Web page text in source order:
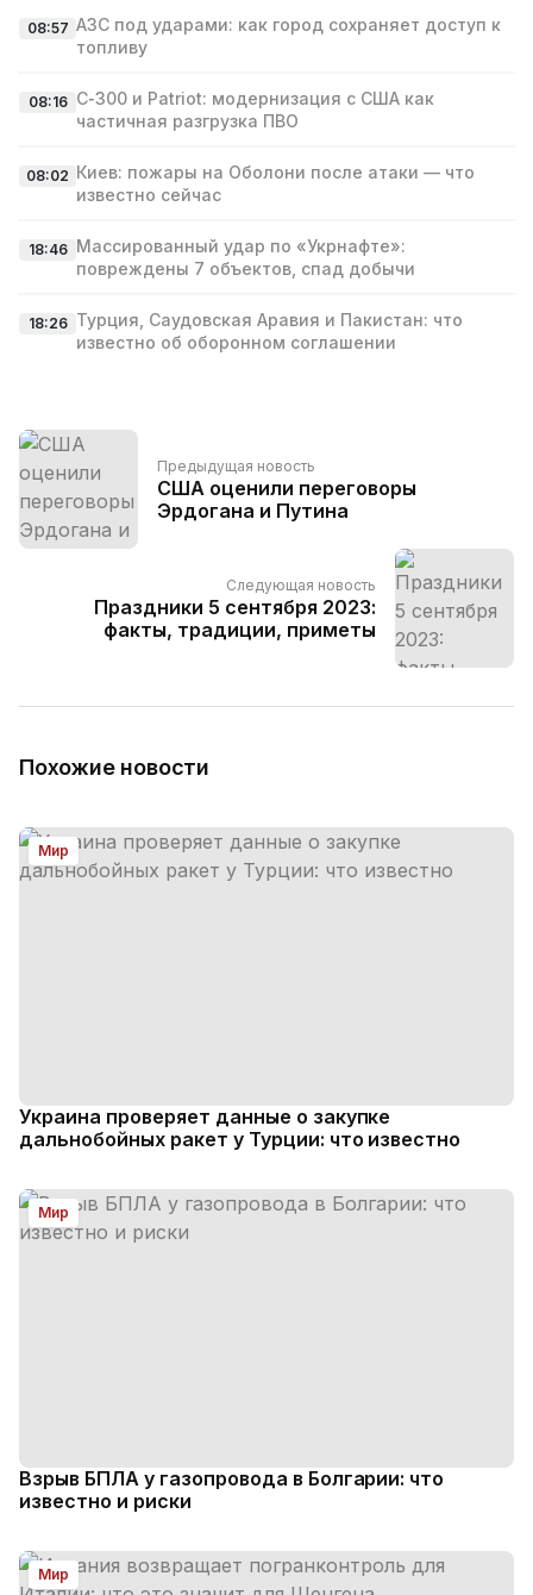
08:57 АЗС под ударами: как город сохраняет доступ к
топливу
08:16 С‑300 и Patriot: модернизация с США как
частичная разгрузка ПВО
08:02 Киев: пожары на Оболони после атаки — что
известно сейчас
18:46 Массированный удар по «Укрнафте»:
повреждены 7 объектов, спад добычи
18:26 Турция, Саудовская Аравия и Пакистан: что
известно об оборонном соглашении
Предыдущая новость
США оценили переговоры
Эрдогана и Путина
Следующая новость
Праздники 5 сентября 2023:
факты, традиции, приметы
Похожие новости
Мир
Украина проверяет данные о закупке
дальнобойных ракет у Турции: что известно
Мир
Взрыв БПЛА у газопровода в Болгарии: что
известно и риски
Мир